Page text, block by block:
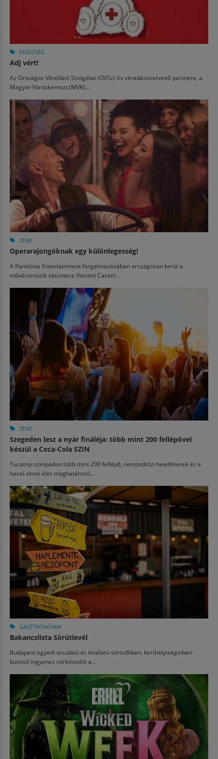
EGÉSZSÉG
Adj vért!
Az Országos Vérellátó Szolgálat (OVSz) és véradásszervező partnere, a
Magyar Vöröskereszt (MVK)...
ZENE
Operarajongóknak egy különlegesség!
A Pannónia Entertainment forgalmazásában országosan kerül a
művészmozik vásznaira Vincent Cassel...
ZENE
Szegeden lesz a nyár fináléja: több mint 200 fellépővel
készül a Coca-Cola SZIN
Tucatnyi színpadon több mint 200 fellépő, nemzetközi headlinerek és a
hazai zenei élet meghatározó...
GASZTRONÓMIA
Bakancslista Sörútlevél
Budapest egyedi arculatú és kínálatú sörözőiben, kerthelyiségeiben
biztosít ingyenes sörkóstolót a...